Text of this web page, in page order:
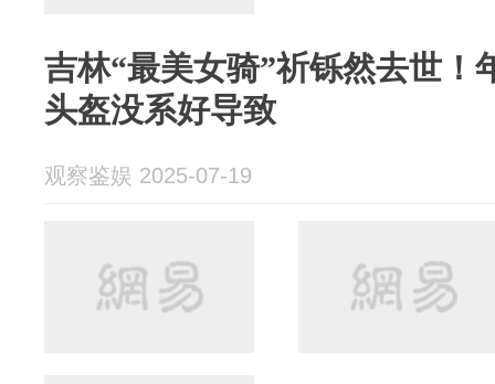
吉林“最美女骑”祈铄然去世！
头盔没系好导致
观察鉴娱 2025-07-19